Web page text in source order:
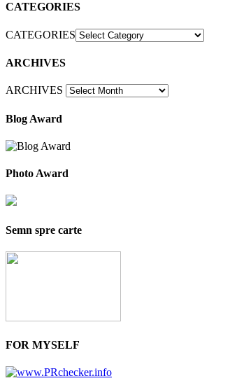
CATEGORIES
CATEGORIES
ARCHIVES
ARCHIVES
Blog Award
Photo Award
Semn spre carte
FOR MYSELF